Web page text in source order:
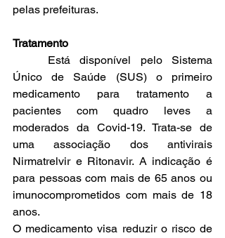
pelas prefeituras.
Tratamento
Único de Saúde (SUS) o primeiro
medicamento para tratamento a
pacientes com quadro leves a
moderados da Covid-19. Trata-se de
uma associação dos antivirais
Nirmatrelvir e Ritonavir. A indicação é
para pessoas com mais de 65 anos ou
imunocomprometidos com mais de 18
anos.
O medicamento visa reduzir o risco de